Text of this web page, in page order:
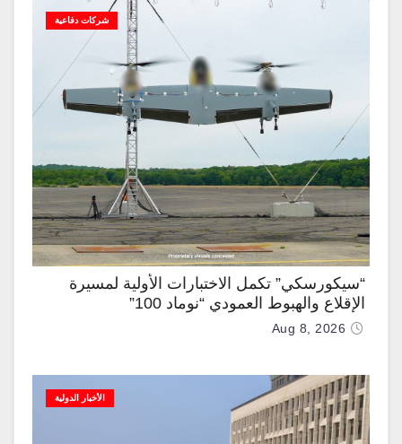
شركات دفاعية
“سيكورسكي” تكمل الاختبارات الأولية لمسيرة
الإقلاع والهبوط العمودي “نوماد 100”
Aug 8, 2026
الأخبار الدولية